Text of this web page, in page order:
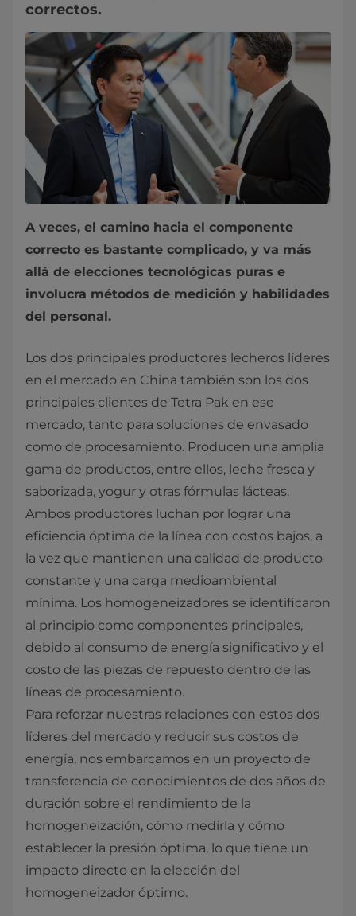
correctos.
A veces, el camino hacia el componente
correcto es bastante complicado, y va más
allá de elecciones tecnológicas puras e
involucra métodos de medición y habilidades
del personal.
Los dos principales productores lecheros líderes
en el mercado en China también son los dos
principales clientes de Tetra Pak en ese
mercado, tanto para soluciones de envasado
como de procesamiento. Producen una amplia
gama de productos, entre ellos, leche fresca y
saborizada, yogur y otras fórmulas lácteas.
Ambos productores luchan por lograr una
eficiencia óptima de la línea con costos bajos, a
la vez que mantienen una calidad de producto
constante y una carga medioambiental
mínima. Los homogeneizadores se identificaron
al principio como componentes principales,
debido al consumo de energía significativo y el
costo de las piezas de repuesto dentro de las
líneas de procesamiento.
Para reforzar nuestras relaciones con estos dos
líderes del mercado y reducir sus costos de
energía, nos embarcamos en un proyecto de
transferencia de conocimientos de dos años de
duración sobre el rendimiento de la
homogeneización, cómo medirla y cómo
establecer la presión óptima, lo que tiene un
impacto directo en la elección del
homogeneizador óptimo.